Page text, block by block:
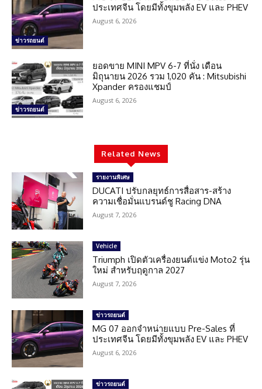
ข่าวรถยนต์
ประเทศจีน โดยมีทั้งขุมพลัง EV และ PHEV
August 6, 2026
ข่าวรถยนต์
ยอดขาย MINI MPV 6-7 ที่นั่ง เดือน
มิถุนายน 2026 รวม 1,020 คัน : Mitsubishi
Xpander ครองแชมป์
August 6, 2026
Related News
รายงานพิเศษ
DUCATI ปรับกลยุทธ์การสื่อสาร-สร้าง
ความเชื่อมั่นแบรนด์ชู Racing DNA
August 7, 2026
Vehicle
Triumph เปิดตัวเครื่องยนต์แข่ง Moto2 รุ่น
ใหม่ สำหรับฤดูกาล 2027
August 7, 2026
ข่าวรถยนต์
MG 07 ออกจำหน่ายแบบ Pre-Sales ที่
ประเทศจีน โดยมีทั้งขุมพลัง EV และ PHEV
August 6, 2026
ข่าวรถยนต์